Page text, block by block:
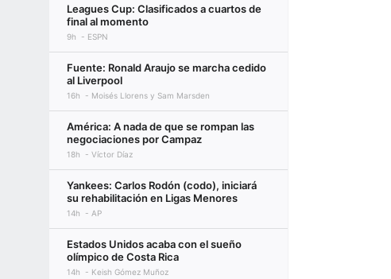
Leagues Cup: Clasificados a cuartos de
final al momento
9h ESPN
Fuente: Ronald Araujo se marcha cedido
al Liverpool
16h Moisés Llorens y Sam Marsden
América: A nada de que se rompan las
negociaciones por Campaz
18h Víctor Díaz
Yankees: Carlos Rodón (codo), iniciará
su rehabilitación en Ligas Menores
14h AP
Estados Unidos acaba con el sueño
olímpico de Costa Rica
14h Keish Gómez Muñoz